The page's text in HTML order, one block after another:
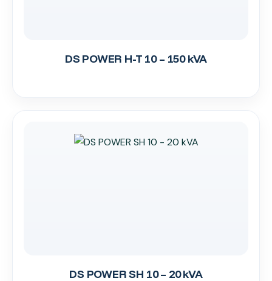
DS POWER H-T 10 – 150 kVA
DS POWER SH 10 – 20 kVA